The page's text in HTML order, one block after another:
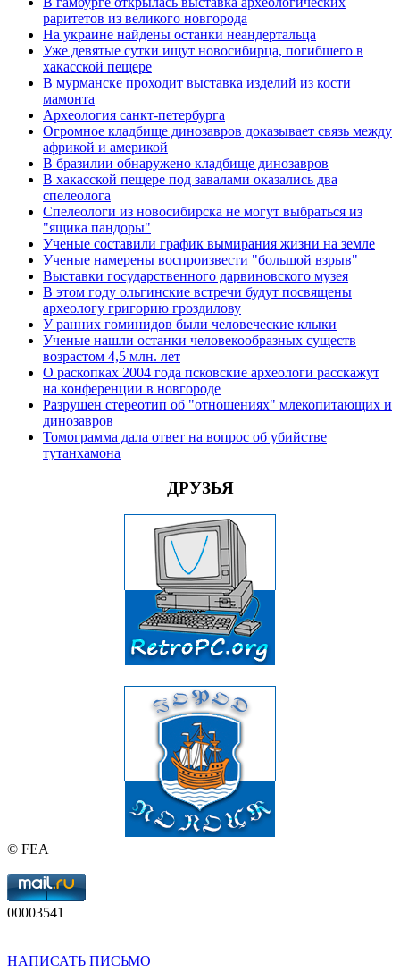
раритетов из великого новгорода
На украине найдены останки неандертальца
Уже девятые сутки ищут новосибирца, погибшего в
хакасской пещере
В мурманске проходит выставка изделий из кости
мамонта
Археология санкт-петербурга
Огромное кладбище динозавров доказывает связь между
африкой и америкой
В бразилии обнаружено кладбище динозавров
В хакасской пещере под завалами оказались два
спелеолога
Спелеологи из новосибирска не могут выбраться из
"ящика пандоры"
Ученые составили график вымирания жизни на земле
Ученые намерены воспроизвести "большой взрыв"
Выставки государственного дарвиновского музея
В этом году ольгинские встречи будут посвящены
археологу григорию гроздилову
У ранних гоминидов были человеческие клыки
Ученые нашли останки человекообразных существ
возрастом 4,5 млн. лет
О раскопках 2004 года псковские археологи расскажут
на конференции в новгороде
Разрушен стереотип об "отношениях" млекопитающих и
динозавров
Томограмма дала ответ на вопрос об убийстве
тутанхамона
ДРУЗЬЯ
© FEA
00003541
НАПИСАТЬ ПИСЬМО